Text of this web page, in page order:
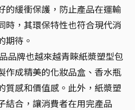
的緩衝保護，防止產品在運輸
時，其環保特性也符合現代消
期待。
品牌也越來越青睞紙漿塑型包
作成精美的化妝品盒、香水瓶
質感和價值感。此外，紙漿塑
結合，讓消費者在用完產品